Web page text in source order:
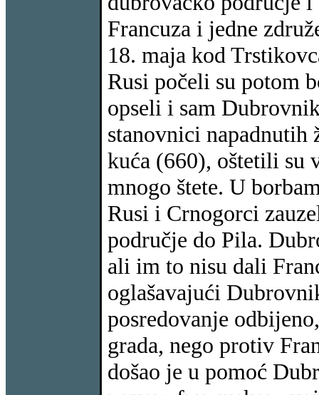
Francuza i jedne
18. maja kod
Rusi počeli su potom
opseli i sam
stanovnici
kuća (660), oštetili su
mnogo štete. U
Rusi i Crnogorci
područje do Pila.
ali im to nisu dali
oglašavajući
posredovanje
grada, nego protiv
došao je u pomoć